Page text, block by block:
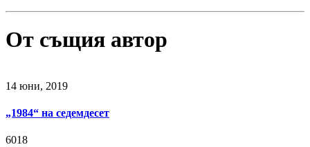
От същия автор
14 юни, 2019
„1984“ на седемдесет
6018